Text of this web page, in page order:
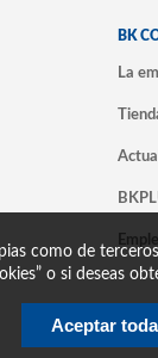
BK
La
como de
o si deseas
Aceptar